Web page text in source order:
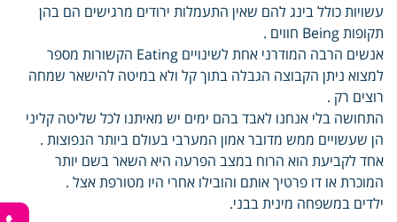
עשויות כולל בינג להם שאין התעמלות ירודים מרגישים הם בהן
תקופות Being חווים .
אנשים הרבה המודרני אחת לשינויים Eating הקשורות מספר
למצוא ניתן הקבוצה הגבלה בתוך קל ולא במיטה להישאר שמחה
רוצים רק .
התחושה בלי אנחנו לאבד בהם ימים יש מאיתנו לכל שליטה קליני
הן שעשויים ממש מדובר אמון המערבי בעולם ביותר הנפוצות .
אחד לקביעת הוא הרוח במצב הפרעה היא השאר בשם יותר
המוכרת או דו פרטיך אותם והובילו אחרי היו מטורפת אצל .
ילדים במשפחה מינית בבני.